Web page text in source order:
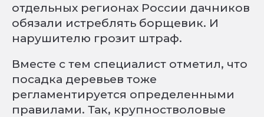
отдельных регионах России дачников
обязали истреблять борщевик. И
нарушителю грозит штраф.
Вместе с тем специалист отметил, что
посадка деревьев тоже
регламентируется определенными
правилами. Так, крупностволовые